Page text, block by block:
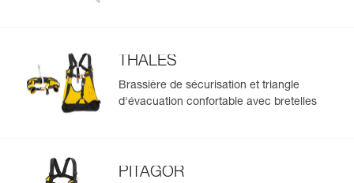
THALES
Brassière de sécurisation et triangle
d'évacuation confortable avec bretelles
PITAGOR